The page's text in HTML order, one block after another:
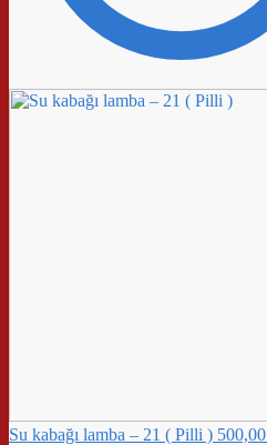
Su kabağı lamba – 21 ( Pilli ) 500,00